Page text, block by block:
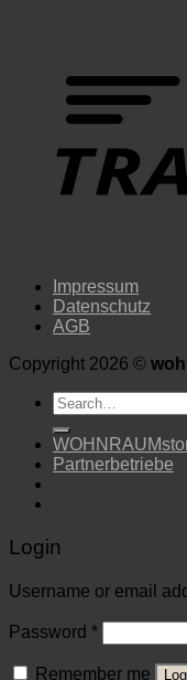
Impressum
Datenschutz
AGB
Copyright 2026 ©
Search
for:
Partnerbetriebe
Login
Username or email
Password *
Remember me